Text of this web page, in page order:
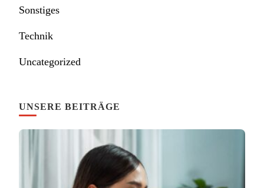
Sonstiges
Technik
Uncategorized
UNSERE BEITRÄGE